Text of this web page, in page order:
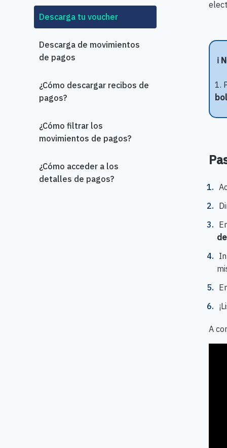
Descarga tu voucher
Descarga de movimientos
de pagos
¿Cómo descargar recibos de
pagos?
¿Cómo filtrar los
movimientos de pagos?
¿Cómo acceder a los
detalles de pagos?
ℹ️
1.
A